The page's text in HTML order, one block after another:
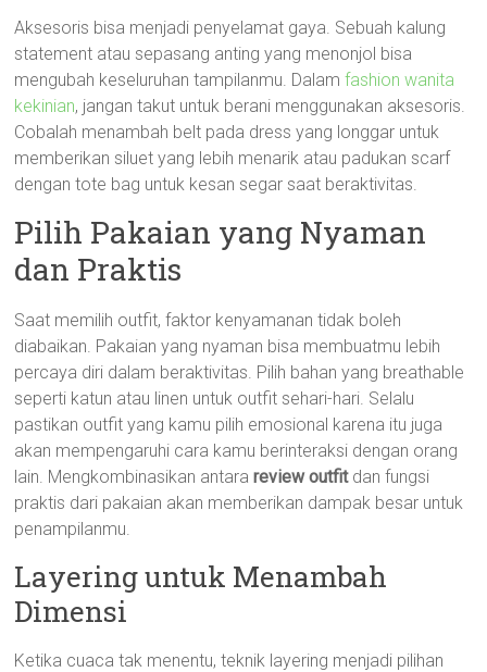
Aksesoris bisa menjadi penyelamat gaya. Sebuah kalung
statement atau sepasang anting yang menonjol bisa
mengubah keseluruhan tampilanmu. Dalamfashion wanita
kekinian, jangan takut untuk berani menggunakan aksesoris.
Cobalah menambah belt pada dress yang longgar untuk
memberikan siluet yang lebih menarik atau padukan scarf
dengan tote bag untuk kesan segar saat beraktivitas.
Pilih Pakaian yang Nyaman
dan Praktis
Saat memilih outfit, faktor kenyamanan tidak boleh
diabaikan. Pakaian yang nyaman bisa membuatmu lebih
percaya diri dalam beraktivitas. Pilih bahan yang breathable
seperti katun atau linen untuk outfit sehari-hari. Selalu
pastikan outfit yang kamu pilih emosional karena itu juga
akan mempengaruhi cara kamu berinteraksi dengan orang
lain. Mengkombinasikan antarareview outfitdan fungsi
praktis dari pakaian akan memberikan dampak besar untuk
penampilanmu.
Layering untuk Menambah
Dimensi
Ketika cuaca tak menentu, teknik layering menjadi pilihan